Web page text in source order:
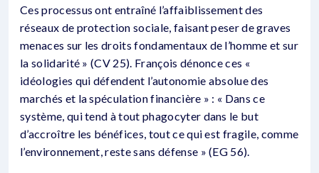
Ces processus ont entraîné l’affaiblissement des
réseaux de protection sociale, faisant peser de graves
menaces sur les droits fondamentaux de l’homme et sur
la solidarité » (CV 25). François dénonce ces «
idéologies qui défendent l’autonomie absolue des
marchés et la spéculation financière » : « Dans ce
système, qui tend à tout phagocyter dans le but
d’accroître les bénéfices, tout ce qui est fragile, comme
l’environnement, reste sans défense » (EG 56).